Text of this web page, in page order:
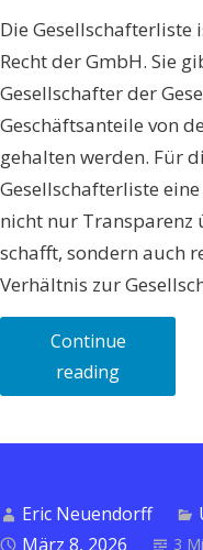
Die Gesellschafterliste
Recht der GmbH. Sie
Gesellschafter der
Geschäftsanteile von
gehalten werden. Für
Gesellschafterliste
nicht nur Transparenz
schafft, sondern auch
Verhältnis zur
Continue
reading„Die
Inhalt
Eric Neuendorff
März 8, 2026
3